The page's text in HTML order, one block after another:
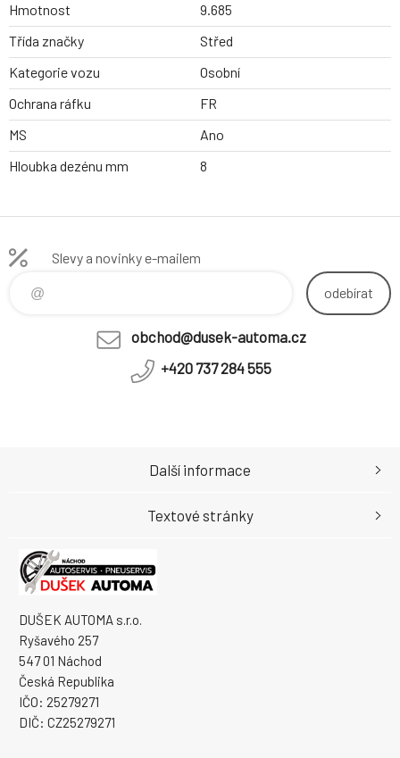
Hmotnost
9.685
Třída značky
Střed
Kategorie vozu
Osobní
Ochrana ráfku
FR
MS
Ano
Hloubka dezénu mm
8
Slevy a novinky e-mailem
odebírat
obchod@dusek-automa.cz
+420 737 284 555
DUŠEK AUTOMA s.r.o.
Ryšavého 257
547 01 Náchod
Česká Republika
IČO: 25279271
DIČ: CZ25279271
Další informace
Textové stránky